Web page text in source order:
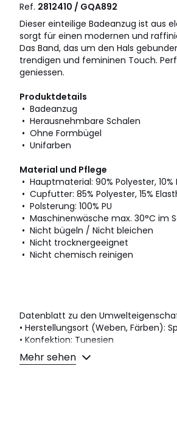
Ref. 2812410 / GQA892
Dieser einteilige Badeanzug ist aus
sorgt für einen modernen und
Das Band, das um den Hals
trendigen und femininen Touch.
geniessen.
Produktdetails
• Badeanzug
• Herausnehmbare Schalen
• Ohne Formbügel
• Unifarben
Material und Pflege
• Hauptmaterial: 90% Polyester, 10%
• Cupfutter: 85% Polyester, 15%
• Polsterung: 100% PU
• Maschinenwäsche max. 30°C im
• Nicht bügeln / Nicht bleichen
• Nicht trocknergeeignet
• Nicht chemisch reinigen
Datenblatt zu den
• Herstellungsort (Weben, Färben):
• Konfektion: Tunesien
• Gibt beim Waschen Kunststoff-
Mehr sehen